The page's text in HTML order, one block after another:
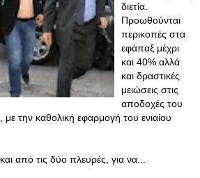
διετία.
Προωθούνται
περικοπές στα
εφάπαξ μέχρι
και 40% αλλά
και δραστικές
μειώσεις στις
αποδοχές του
την καθολική εφαρμογή του ενιαίου
από τις δύο πλευρές, για να...